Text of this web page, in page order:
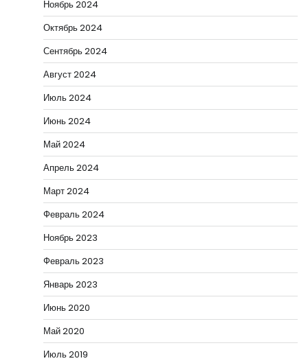
Ноябрь 2024
Октябрь 2024
Сентябрь 2024
Август 2024
Июль 2024
Июнь 2024
Май 2024
Апрель 2024
Март 2024
Февраль 2024
Ноябрь 2023
Февраль 2023
Январь 2023
Июнь 2020
Май 2020
Июль 2019